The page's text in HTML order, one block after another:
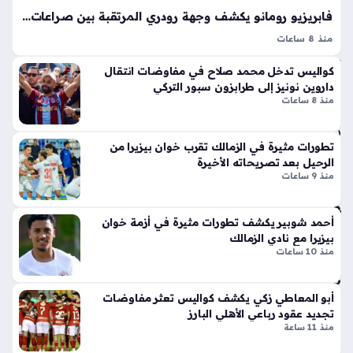
أيق
ونت
ها
الج
دة
ذا
ت
ني
ع
شر
أس
انة
ونا
قل
من
زله
منذ
3
سا
ت
تح
ف
ع
س
كر
ي
ثلاث
ي
مر
فابريزيو رومانو يكشف وجهة رودري المرتقبة بين صراعات عمالقة الدوري الإسباني الحاليّة
منذ 8 ساعات
الساخنة، حيث يسعى اللاعب الإسباني لإنهاء مسيرته مع مانشستر
سيتي وبدء مرحلة احترافية جديدة، وتشير التقارير إلى أن رودري
كواليس تدخل محمد صلاح في مفاوضات انتقال
داروين نونيز إلى طرابزون سبور التركي
منذ 8 ساعات
تطورات مثيرة في الزمالك تقرب خوان بيزيرا من
الرحيل بعد تصريحاته الأخيرة
منذ 9 ساعات
أحمد شوبير يكشف تطورات مثيرة في أزمة خوان
بيزيرا مع نادي الزمالك
منذ 10 ساعات
أبو المعاطي زكي يكشف كواليس تعثر مفاوضات
تجديد عقود رباعي الأهلي البارز
منذ 11 ساعة